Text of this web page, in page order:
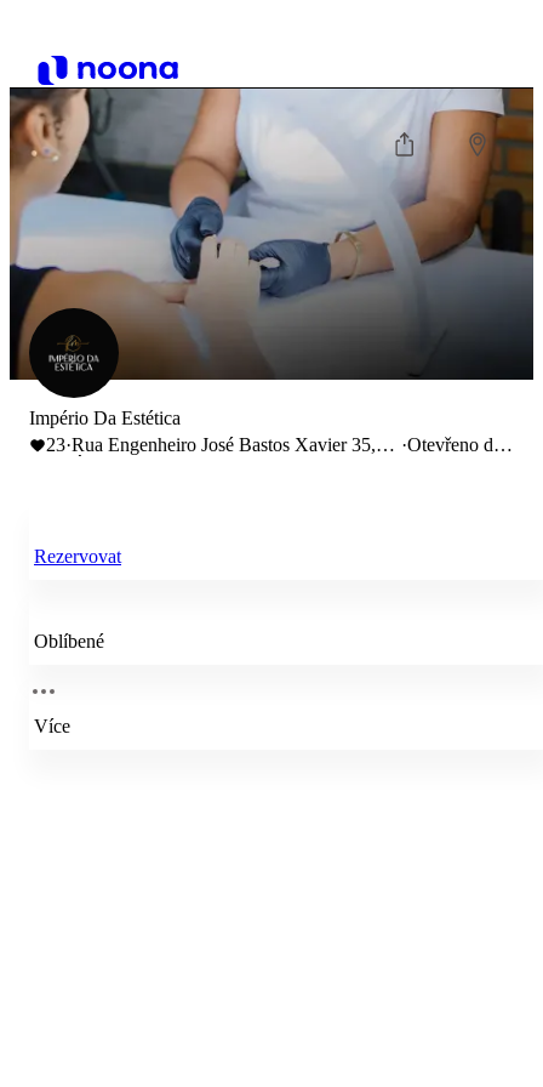
Império Da Estética
23·Rua Engenheiro José Bastos Xavier 35,
·Otevřeno do
Rezervovat
Oblíbené
Více